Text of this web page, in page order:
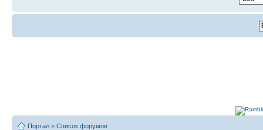
Портал » Список форумов